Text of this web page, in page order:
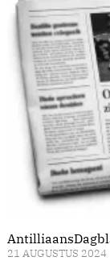
21 AUGUSTUS 2024